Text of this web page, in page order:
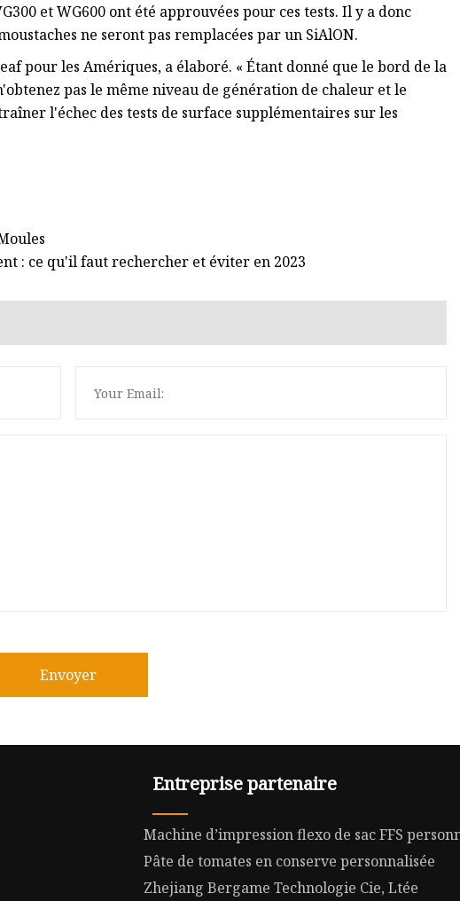
et WG600 ont été approuvées pour ces tests. Il y a donc
ne seront pas remplacées par un SiAlON.
pour les Amériques, a élaboré. « Étant donné que le bord de la
pas le même niveau de génération de chaleur et le
l'échec des tests de surface supplémentaires sur les
: ce qu'il faut rechercher et éviter en 2023
Envoyer
Entreprise partenaire
Machine d’impression flexo de sac FFS
Pâte de tomates en conserve personnalisée
Zhejiang Bergame Technologie Cie, Ltée